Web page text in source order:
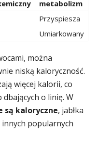
metabolizm
Przyspiesza
Umiarkowany
można
niską kaloryczność.
więcej kalorii, co
dbających o linię. W
są kaloryczne, jabłka
popularnych